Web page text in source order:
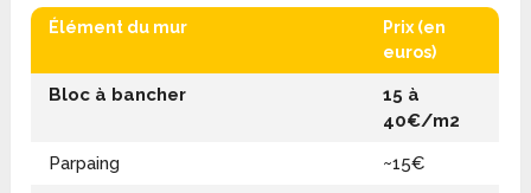
Élément du mur
Prix (en
euros)
Bloc à bancher
15 à
40€/m2
Parpaing
~15€